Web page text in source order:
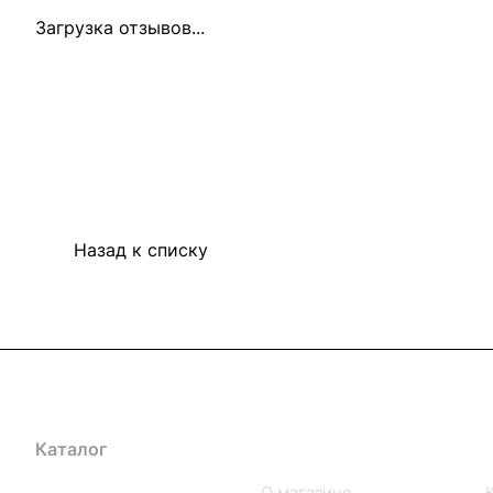
Загрузка отзывов...
Назад к списку
Каталог